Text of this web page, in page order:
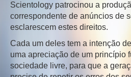
Scientology patrocinou a
correspondente de anúncios de
esclarescem estes direitos.
Cada um deles tem a intenção
uma apreciação de um princípio
sociedade livre, para que a